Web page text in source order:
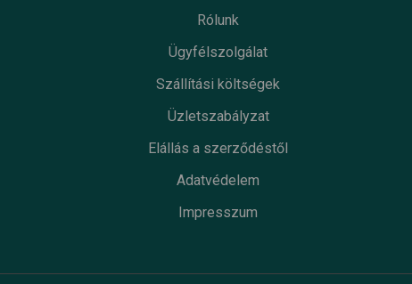
Rólunk
Ügyfélszolgálat
Szállítási költségek
Üzletszabályzat
Elállás a szerződéstől
Adatvédelem
Impresszum